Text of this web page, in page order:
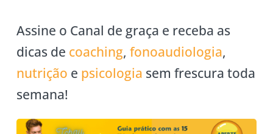
Assine o Canal de graça e receba as
dicas de coaching, fonoaudiologia,
nutrição e psicologia sem frescura toda
semana!